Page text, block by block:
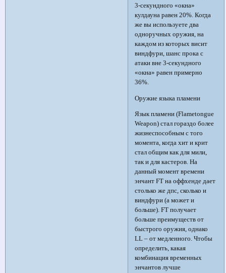
3-секундного «окна»
кулдауна равен 20%. Когда
же вы используете два
одноручных оружия, на
каждом из которых висит
виндфури, шанс прока с
атаки вне 3-секундного
«окна» равен примерно
36%.
Оружие языка пламени
Язык пламени (Flametongue
Weapon) стал гораздо более
жизнеспособным с того
момента, когда хит и крит
стал общим как для мили,
так и для кастеров. На
данный момент времени
энчант FT на оффхенде дает
столько же дпс, сколько и
виндфури (а может и
больше). FT получает
больше преимуществ от
быстрого оружия, однако
LL – от медленного. Чтобы
определить, какая
комбинация временных
энчантов лучше